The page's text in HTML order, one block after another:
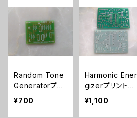
Random Tone
Generatorプリ
ント基板
¥700
Harmonic Ener
gizerプリント基
板
¥1,100